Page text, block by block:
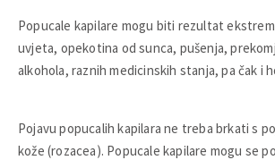
Popucale kapilare mogu biti rezultat
uvjeta, opekotina od sunca, pušenja,
alkohola, raznih medicinskih stanja, pa čak i
Pojavu popucalih kapilara ne treba brkati s
kože (rozacea). Popucale kapilare mogu se